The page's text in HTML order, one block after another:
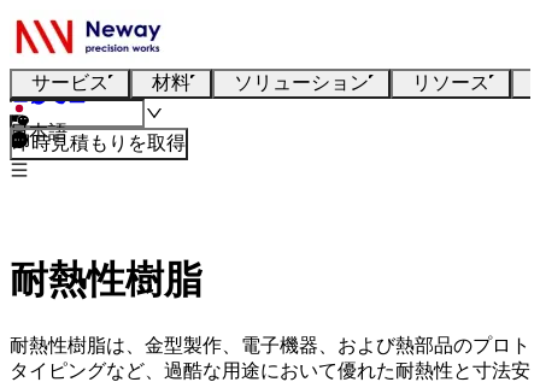
サービス 材料 ソリューション リソース
日本語
即時見積もりを取得
耐熱性樹脂
耐熱性樹脂は、金型製作、電子機器、および熱部品のプロト
タイピングなど、過酷な用途において優れた耐熱性と寸法安